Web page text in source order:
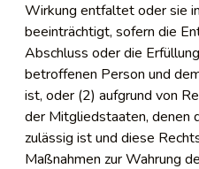
Wirkung entfaltet oder sie
beeinträchtigt, sofern die
Abschluss oder die
betroffenen Person und
ist, oder (2) aufgrund von
der Mitgliedstaaten, denen
zulässig ist und diese
Maßnahmen zur Wahrung